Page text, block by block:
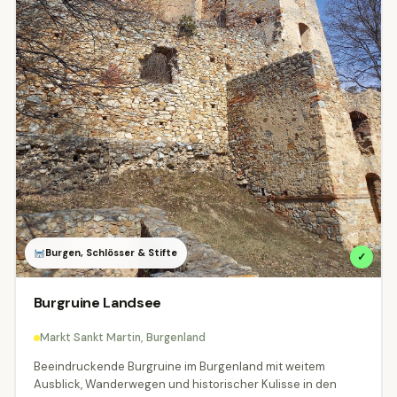
Alle Regionen Burgenland 729 Kärnten 3055
Niederösterreich 7043 Oberösterreich 6240
Salzburg 5102 Steiermark 3867 Tirol 4034
Vorarlberg 4480 Wien 230
DEUTSCHLAND
2 Bayern 95
Appenzell Innerrhoden 2 Graubünden 38
Burgen, Schlösser & Stifte ✓
Burgruine Landsee
Markt Sankt Martin, Burgenland
Beeindruckende Burgruine im Burgenland mit weitem
Ausblick, Wanderwegen und historischer Kulisse in den